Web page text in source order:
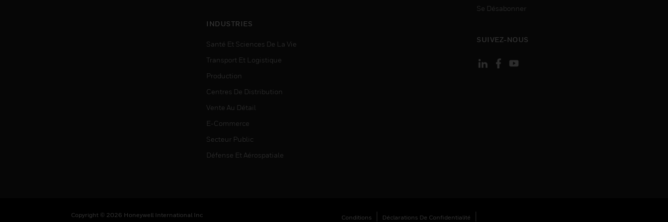
INDUSTRIES
Santé Et Sciences De La Vie
Transport Et Logistique
Production
Centres De Distribution
Vente Au Détail
E-Commerce
Secteur Public
Défense Et Aérospatiale
Se Désabonner
SUIVEZ-NOUS
Copyright © 2026 Honeywell International Inc Conditions Déclarations De Confidentialité